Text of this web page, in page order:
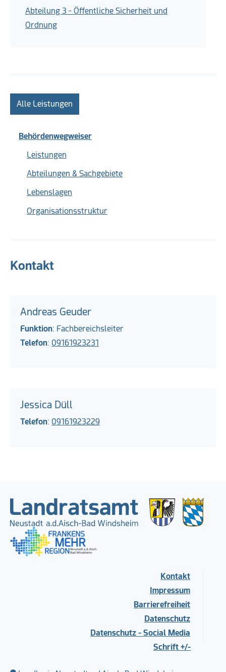
Abteilung 3 - Öffentliche Sicherheit und
Ordnung
Alle Leistungen
Behördenwegweiser
Leistungen
Abteilungen & Sachgebiete
Lebenslagen
Organisationsstruktur
Kontakt
Andreas Geuder
Funktion: Fachbereichsleiter
Telefon: 09161923231
Jessica Düll
Telefon: 09161923229
Kontakt
Impressum
Barrierefreiheit
Datenschutz
Datenschutz - Social Media
Schrift +/-